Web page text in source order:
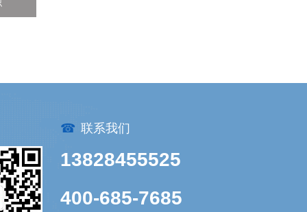
☎ 联系我们
13828455525
400-685-7685